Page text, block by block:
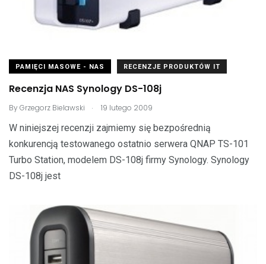
PAMIĘCI MASOWE - NAS RECENZJE PRODUKTÓW IT
Recenzja NAS Synology DS-108j
ByGrzegorz Bielawski . 19 lutego 2009
W niniejszej recenzji zajmiemy się bezpośrednią
konkurencją testowanego ostatnio serwera QNAP TS-101
Turbo Station, modelem DS-108j firmy Synology. Synology
DS-108j jest